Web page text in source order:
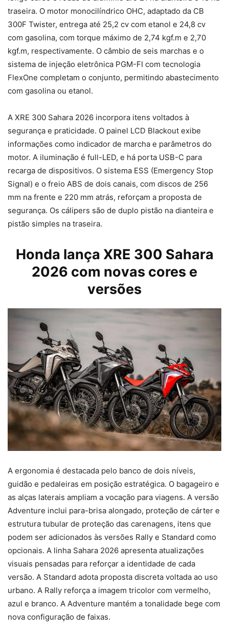
traseira. O motor monocilíndrico OHC, adaptado da CB
300F Twister, entrega até 25,2 cv com etanol e 24,8 cv
com gasolina, com torque máximo de 2,74 kgf.m e 2,70
kgf.m, respectivamente. O câmbio de seis marchas e o
sistema de injeção eletrônica PGM-FI com tecnologia
FlexOne completam o conjunto, permitindo abastecimento
com gasolina ou etanol.
A XRE 300 Sahara 2026 incorpora itens voltados à
segurança e praticidade. O painel LCD Blackout exibe
informações como indicador de marcha e parâmetros do
motor. A iluminação é full-LED, e há porta USB-C para
recarga de dispositivos. O sistema ESS (Emergency Stop
Signal) e o freio ABS de dois canais, com discos de 256
mm na frente e 220 mm atrás, reforçam a proposta de
segurança. Os cálipers são de duplo pistão na dianteira e
pistão simples na traseira.
Honda lança XRE 300 Sahara
2026 com novas cores e
versões
A ergonomia é destacada pelo banco de dois níveis,
guidão e pedaleiras em posição estratégica. O bagageiro e
as alças laterais ampliam a vocação para viagens. A versão
Adventure inclui para-brisa alongado, proteção de cárter e
estrutura tubular de proteção das carenagens, itens que
podem ser adicionados às versões Rally e Standard como
opcionais. A linha Sahara 2026 apresenta atualizações
visuais pensadas para reforçar a identidade de cada
versão. A Standard adota proposta discreta voltada ao uso
urbano. A Rally reforça a imagem tricolor com vermelho,
azul e branco. A Adventure mantém a tonalidade bege com
nova configuração de faixas.